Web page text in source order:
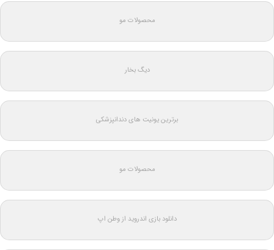
محصولات مو
دیگ بخار
برترین یونیت های دندانپزشکی
محصولات مو
دانلود بازی اندروید از وطن اپ